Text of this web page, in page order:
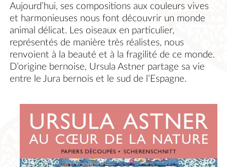
Aujourd’hui, ses compositions aux couleurs vives
et harmonieuses nous font découvrir un monde
animal délicat. Les oiseaux en particulier,
représentés de manière très réalistes, nous
renvoient à la beauté et à la fragilité de ce monde.
D’origine bernoise, Ursula Astner partage sa vie
entre le Jura bernois et le sud de l’Espagne.